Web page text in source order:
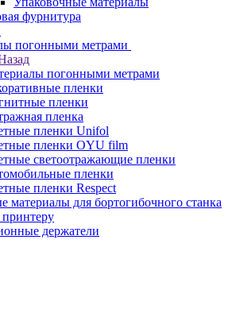
фурнитура
погонными метрами
погонными метрами
пленки
пленки
пленка
пленки Unifol
пленки OYU film
светоотражающие пленки
пленки
пленки Respect
материалы для бортогибочного станка
держатели